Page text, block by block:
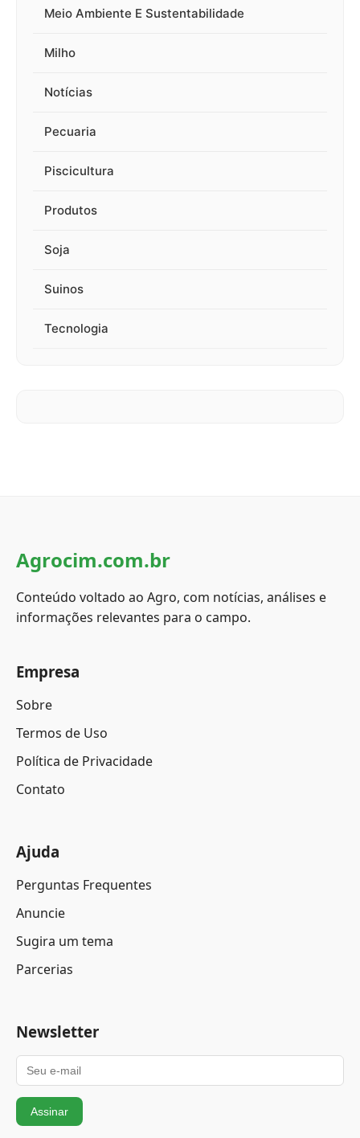
Meio Ambiente E Sustentabilidade
Milho
Notícias
Pecuaria
Piscicultura
Produtos
Soja
Suinos
Tecnologia
Agrocim.com.br
Conteúdo voltado ao Agro, com notícias, análises e
informações relevantes para o campo.
Empresa
Sobre
Termos de Uso
Política de Privacidade
Contato
Ajuda
Perguntas Frequentes
Anuncie
Sugira um tema
Parcerias
Newsletter
Assinar